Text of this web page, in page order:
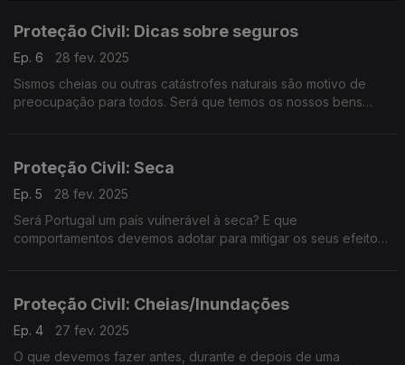
Proteção Civil: Dicas sobre seguros
Ep. 6
28 fev. 2025
Sismos cheias ou outras catástrofes naturais são motivo de
preocupação para todos. Será que temos os nossos bens
Proteção Civil: Seca
Ep. 5
28 fev. 2025
Será Portugal um país vulnerável à seca? E que
comportamentos devemos adotar para mitigar os seus efeitos?
Proteção Civil: Cheias/Inundações
Ep. 4
27 fev. 2025
O que devemos fazer antes, durante e depois de uma